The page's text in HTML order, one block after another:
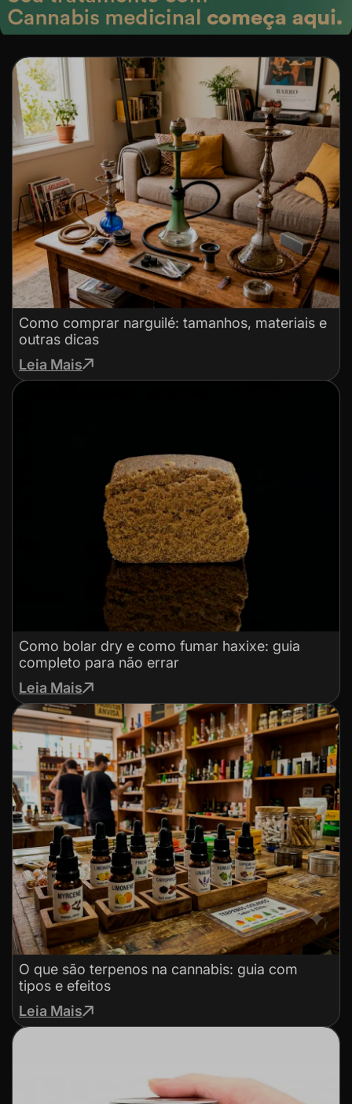
Como comprar narguilé: tamanhos, materiais e
outras dicas
Leia Mais
Como bolar dry e como fumar haxixe: guia
completo para não errar
Leia Mais
O que são terpenos na cannabis: guia com
tipos e efeitos
Leia Mais